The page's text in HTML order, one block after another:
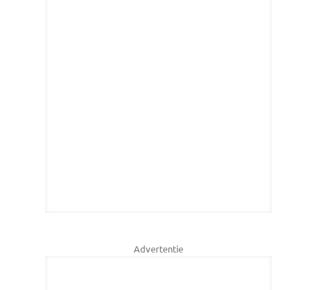
Advertentie